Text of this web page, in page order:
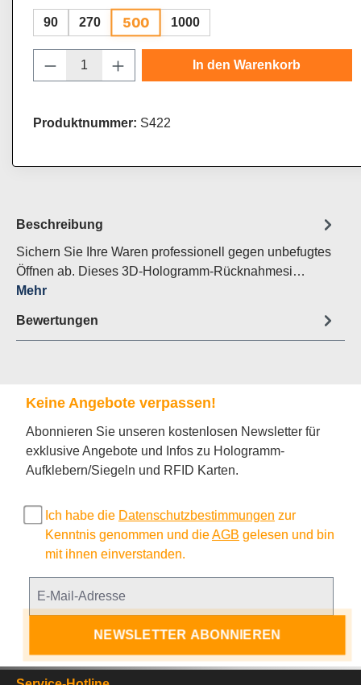
90 270 500 1000
Produkt Anzahl: Gib den gewünschten
In den Warenkorb
Produktnummer: S422
Beschreibung
Sichern Sie Ihre Waren professionell gegen unbefugtes
Öffnen ab. Dieses 3D-Hologramm-Rücknahmesi…
Mehr
Bewertungen
Keine Angebote verpassen!
Abonnieren Sie unseren kostenlosen Newsletter für
exklusive Angebote und Infos zu Hologramm-
Aufklebern/Siegeln und RFID Karten.
Ich habe die Datenschutzbestimmungen zur
Kenntnis genommen und dieAGB gelesen und bin
mit ihnen einverstanden.
NEWSLETTER ABONNIEREN